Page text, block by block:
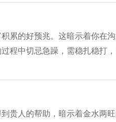
累的好预兆。这暗示着你在
程中切忌急躁，需稳扎稳打
贵人的帮助，暗示着金水两